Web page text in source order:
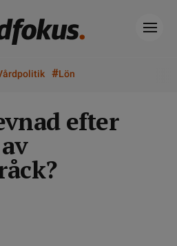
#Lön
efter